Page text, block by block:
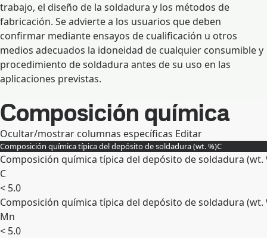
trabajo, el diseño de la soldadura y los métodos de
fabricación. Se advierte a los usuarios que deben
confirmar mediante ensayos de cualificación u otros
medios adecuados la idoneidad de cualquier consumible y
procedimiento de soldadura antes de su uso en las
aplicaciones previstas.
Composición química
Ocultar/mostrar columnas específicas Editar
Composición química típica del depósito de soldadura (wt. %)C
Composición química típica del depósito de soldadura (wt.
C
< 5.0
Composición química típica del depósito de soldadura (wt.
Mn
< 5.0